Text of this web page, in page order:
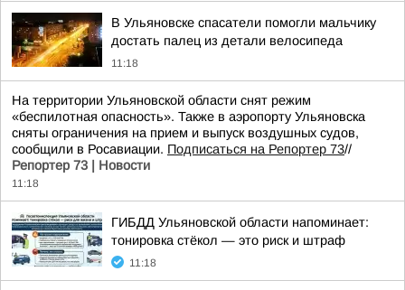
В Ульяновске спасатели помогли мальчику
достать палец из детали велосипеда
11:18
На территории Ульяновской области снят режим
«беспилотная опасность». Также в аэропорту Ульяновска
сняты ограничения на прием и выпуск воздушных судов,
сообщили в Росавиации. Подписаться на Репортер 73//
Репортер 73 | Новости
11:18
ГИБДД Ульяновской области напоминает:
тонировка стёкол — это риск и штраф
11:18